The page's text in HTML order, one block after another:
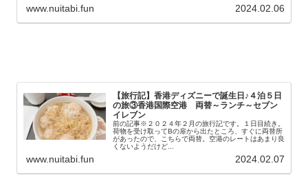
www.nuitabi.fun 2024.02.06
【旅行記】香港ディズニーで誕生日♪４泊５日
の旅③香港国際空港 両替～ランチ～セブン
イレブン
前の記事※２０２４年２月の旅行記です。１日目続き。
荷物を受け取ってBの扉から出たところ、すぐに両替所
があったので、こちらで両替。空港のレートはあまり良
くないようだけど...
www.nuitabi.fun 2024.02.07